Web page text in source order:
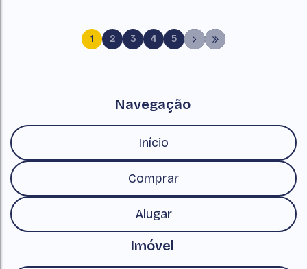
1 2 3 4 5
Navegação
Início
Comprar
Alugar
Imóvel